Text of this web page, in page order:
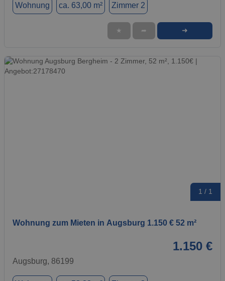
Wohnung ca. 63,00 m² Zimmer 2
★ ➦ ➜
1 / 1
Wohnung zum Mieten in Augsburg 1.150 € 52 m²
1.150 €
Augsburg, 86199